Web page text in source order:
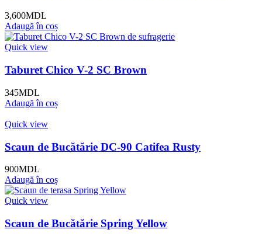
3,600MDL
Adaugă în coș
Quick view
Taburet Chico V-2 SC Brown
345MDL
Adaugă în coș
Quick view
Scaun de Bucătărie DC-90 Catifea Rusty
900MDL
Adaugă în coș
Quick view
Scaun de Bucătărie Spring Yellow